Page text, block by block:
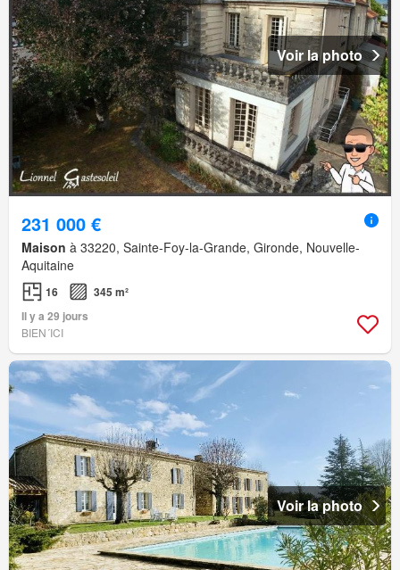
Voir la photo
231 000 €
Maison à 33220, Sainte-Foy-la-Grande, Gironde, Nouvelle-
Aquitaine
16
345 m²
Il y a 29 jours
BIEN´ICI
Voir la photo